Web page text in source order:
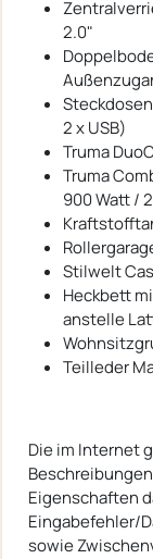
2.0"
2 x USB)
Truma
Truma
900 Watt /
Stilwelt
Heckbett
anstelle
Teilleder
Die im Internet
Eigenschaften
Eingabefehler/
sowie